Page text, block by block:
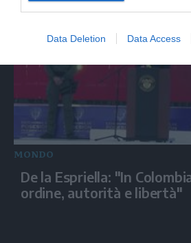
Data Deletion Data Access
MONDO
De la Espriella: "In
ordine, autorità e libertà"